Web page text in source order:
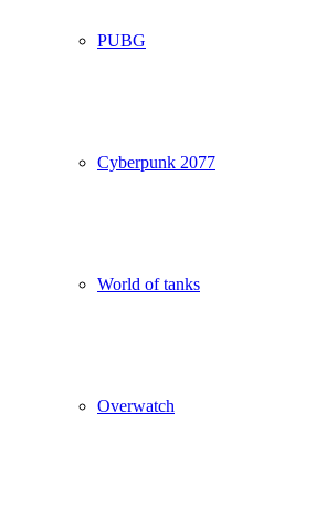
PUBG
Cyberpunk 2077
World of tanks
Overwatch